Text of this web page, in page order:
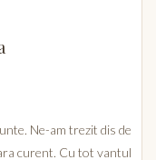
Ne-am trezit dis de
curent. Cu tot vantul